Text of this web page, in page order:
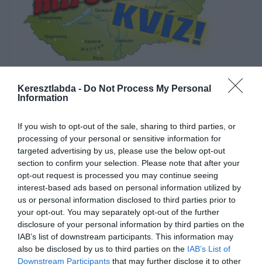
Keresztlabda - Do Not Process My Personal
Information
If you wish to opt-out of the sale, sharing to third parties, or
processing of your personal or sensitive information for
targeted advertising by us, please use the below opt-out
section to confirm your selection. Please note that after your
opt-out request is processed you may continue seeing
interest-based ads based on personal information utilized by
us or personal information disclosed to third parties prior to
your opt-out. You may separately opt-out of the further
disclosure of your personal information by third parties on the
IAB’s list of downstream participants. This information may
also be disclosed by us to third parties on the IAB’s List of
Downstream Participants that may further disclose it to other
0%